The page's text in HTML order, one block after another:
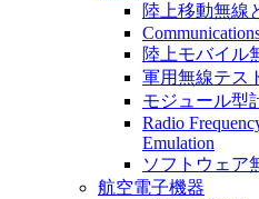
陸上移動無線
陸上モバイル
軍用無線テス
モジュール型
Radio
Emulation
ソフトウェア
航空電子機器